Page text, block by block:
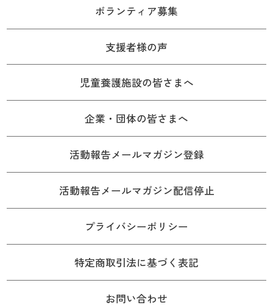
ボランティア募集
支援者様の声
児童養護施設の皆さまへ
企業・団体の皆さまへ
活動報告メールマガジン登録
活動報告メールマガジン配信停止
プライバシーポリシー
特定商取引法に基づく表記
お問い合わせ